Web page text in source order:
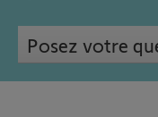
Posez votre